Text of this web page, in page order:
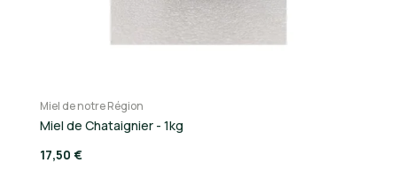
Miel de notre Région
Miel de Chataignier - 1kg
17,50 €